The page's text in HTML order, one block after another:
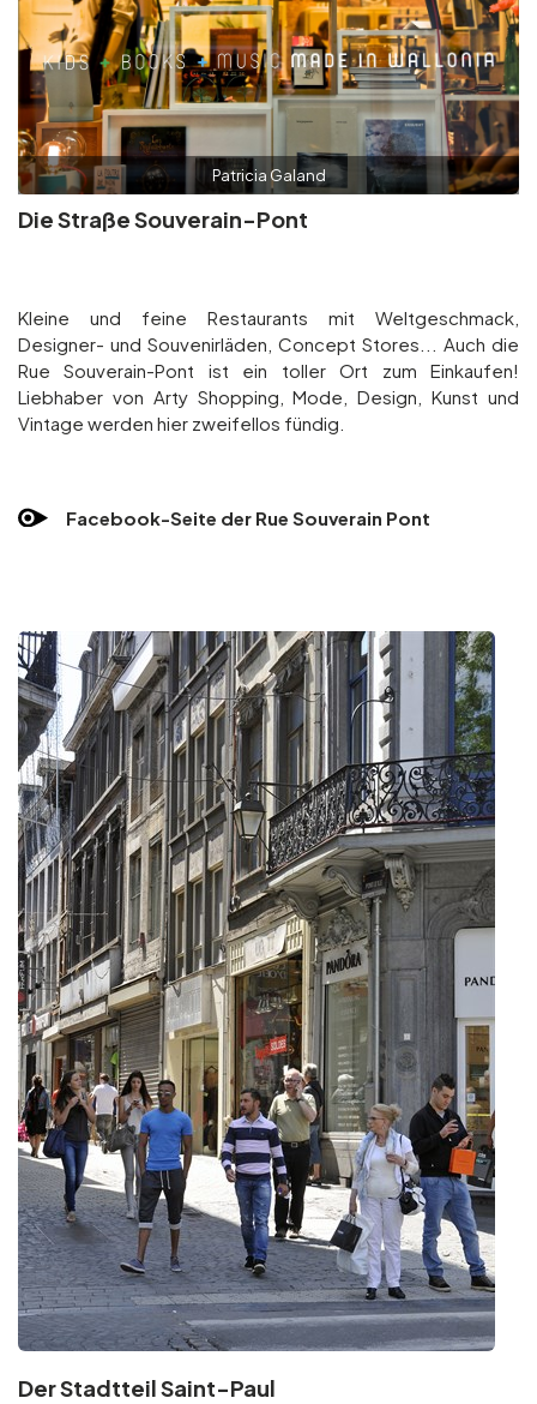
Patricia Galand
Die Straße Souverain-Pont
Kleine und feine Restaurants mit Weltgeschmack,
Designer- und Souvenirläden, Concept Stores... Auch die
Rue Souverain-Pont ist ein toller Ort zum Einkaufen!
Liebhaber von Arty Shopping, Mode, Design, Kunst und
Vintage werden hier zweifellos fündig.
Facebook-Seite der Rue Souverain Pont
Der Stadtteil Saint-Paul